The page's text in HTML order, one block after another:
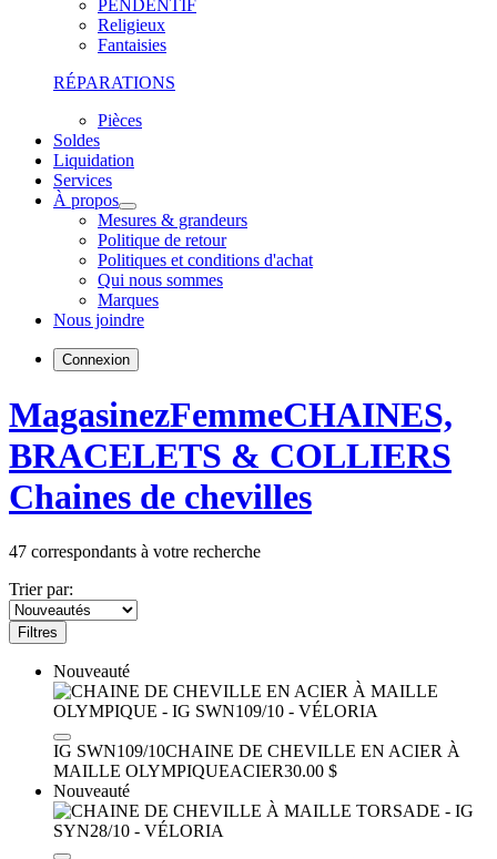
PENDENTIF
Religieux
Fantaisies
RÉPARATIONS
Pièces
Soldes
Liquidation
Services
À propos
Mesures & grandeurs
Politique de retour
Politiques et conditions d'achat
Qui nous sommes
Marques
Nous joindre
Connexion
MagasinezFemmeCHAINES,
BRACELETS & COLLIERS
Chaines de chevilles
47 correspondants à votre recherche
Trier par:
Filtres
Nouveauté
IG SWN109/10CHAINE DE CHEVILLE EN ACIER À
MAILLE OLYMPIQUEACIER30.00 $
Nouveauté